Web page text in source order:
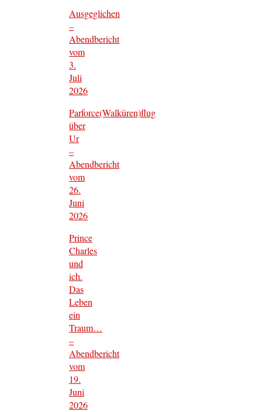
Ausgeglichen
–
Abendbericht
vom
3.
Juli
2026
Parforce(Walküren)flug
über
Ur
–
Abendbericht
vom
26.
Juni
2026
Prince
Charles
und
ich.
Das
Leben
ein
Traum…
–
Abendbericht
vom
19.
Juni
2026